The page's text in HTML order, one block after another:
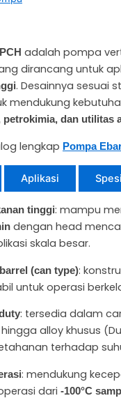
adalah pompa
dirancang untuk
. Desainnya sesuai
mendukung
dan utilitas
lengkap Pompa
Aplikasi
tinggi: mampu
dengan head
skala besar.
(can type):
untuk operasi
: tersedia dalam
alloy khusus
terhadap
: mendukung
dari -100°C